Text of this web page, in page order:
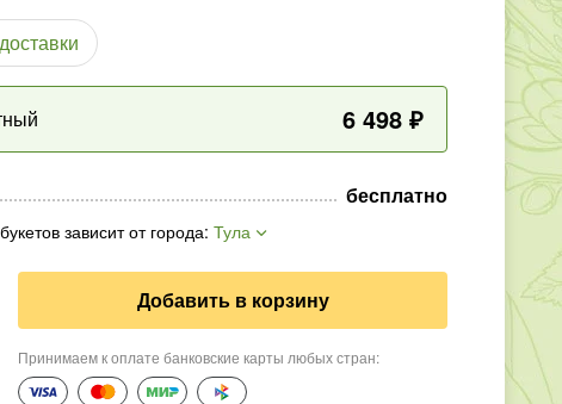
6 498 ₽
бесплатно
зависит от города:Тула
Добавить в корзину
Принимаем к оплате банковские карты любых стран: